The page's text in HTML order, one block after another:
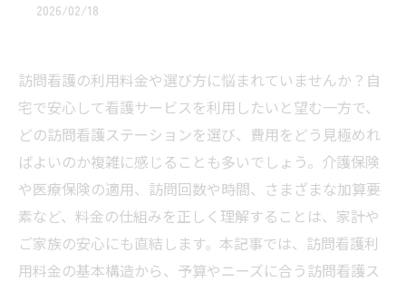
2026/02/18
訪問看護の利用料金や選び方に悩まれていませんか？自
宅で安心して看護サービスを利用したいと望む一方で、
どの訪問看護ステーションを選び、費用をどう見極めれ
ばよいのか複雑に感じることも多いでしょう。介護保険
や医療保険の適用、訪問回数や時間、さまざまな加算要
素など、料金の仕組みを正しく理解することは、家計や
ご家族の安心にも直結します。本記事では、訪問看護利
用料金の基本構造から、予算やニーズに合う訪問看護ス